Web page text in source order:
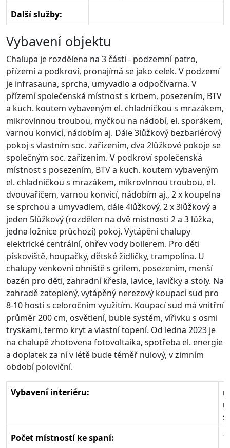
Další služby:
Vybavení objektu
Chalupa je rozdělena na 3 části - podzemní patro,
přízemí a podkroví, pronajímá se jako celek. V podzemí
je infrasauna, sprcha, umyvadlo a odpočívarna. V
přízemí společenská místnost s krbem, posezením, BTV
a kuch. koutem vybaveným el. chladničkou s mrazákem,
mikrovlnnou troubou, myčkou na nádobí, el. sporákem,
varnou konvicí, nádobím aj. Dále 3lůžkový bezbariérový
pokoj s vlastním soc. zařízením, dva 2lůžkové pokoje se
společným soc. zařízením. V podkroví společenská
místnost s posezením, BTV a kuch. koutem vybaveným
el. chladničkou s mrazákem, mikrovlnnou troubou, el.
dvouvařičem, varnou konvicí, nádobím aj., 2 x koupelna
se sprchou a umyvadlem, dále 4lůžkový, 2 x 3lůžkový a
jeden 5lůžkový (rozdělen na dvě místnosti 2 a 3 lůžka,
jedna ložnice průchozí) pokoj. Vytápění chalupy
elektrické centrální, ohřev vody boilerem. Pro děti
pískoviště, houpačky, dětské židličky, trampolína. U
chalupy venkovní ohniště s grilem, posezením, menší
bazén pro děti, zahradní křesla, lavice, lavičky a stoly. Na
zahradě zateplený, vytápěný nerezový koupací sud pro
8-10 hostí s celoročním využitím. Koupací sud má vnitřní
průměr 200 cm, osvětlení, buble systém, vířivku s osmi
tryskami, termo kryt a vlastní topení. Od ledna 2023 je
na chalupě zhotovena fotovoltaika, spotřeba el. energie
a doplatek za ní v létě bude téměř nulový, v zimním
období poloviční.
Vybavení interiéru:
Počet místností ke spaní:
7